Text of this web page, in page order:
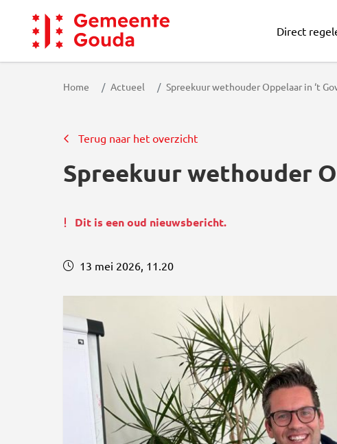
Gemeente Gouda
Direct
Home Actueel Spreekuur wethouder Oppelaar in ‘t
Terug naar het overzicht
Spreekuur wethouder
Dit is een oud nieuwsbericht.
13 mei 2026, 11.20